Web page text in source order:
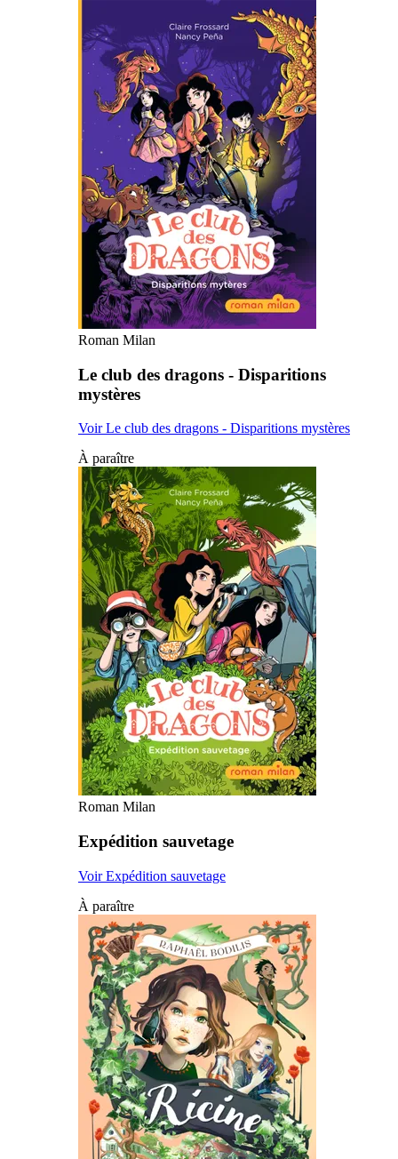
Roman Milan
Le club des dragons - Disparitions
mystères
Voir Le club des dragons - Disparitions mystères
À paraître
Roman Milan
Expédition sauvetage
Voir Expédition sauvetage
À paraître